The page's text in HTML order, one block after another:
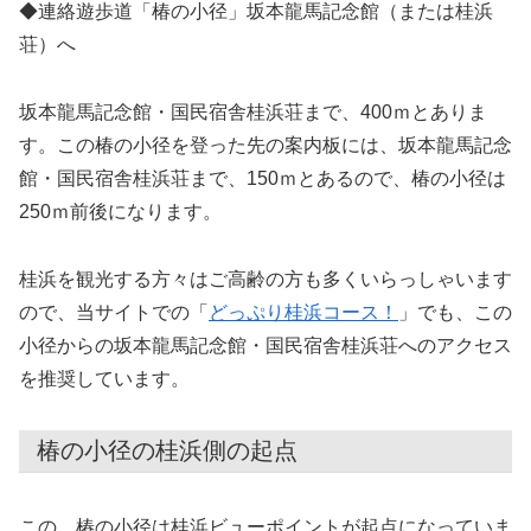
◆連絡遊歩道「椿の小径」坂本龍馬記念館（または桂浜
荘）へ
坂本龍馬記念館・国民宿舎桂浜荘まで、400ｍとありま
す。この椿の小径を登った先の案内板には、坂本龍馬記念
館・国民宿舎桂浜荘まで、150ｍとあるので、椿の小径は
250ｍ前後になります。
桂浜を観光する方々はご高齢の方も多くいらっしゃいます
ので、当サイトでの「 どっぷり桂浜コース！
」でも、この
小径からの坂本龍馬記念館・国民宿舎桂浜荘へのアクセス
を推奨しています。
椿の小径の桂浜側の起点